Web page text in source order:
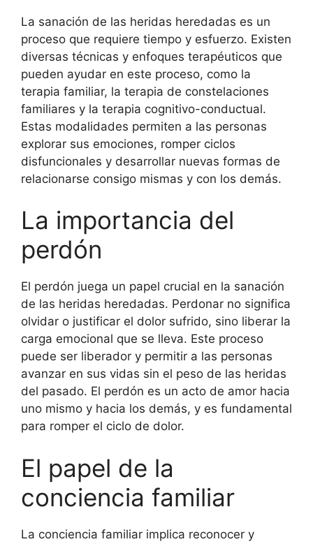
La sanación de las heridas heredadas es un
proceso que requiere tiempo y esfuerzo. Existen
diversas técnicas y enfoques terapéuticos que
pueden ayudar en este proceso, como la
terapia familiar, la terapia de constelaciones
familiares y la terapia cognitivo-conductual.
Estas modalidades permiten a las personas
explorar sus emociones, romper ciclos
disfuncionales y desarrollar nuevas formas de
relacionarse consigo mismas y con los demás.
La importancia del
perdón
El perdón juega un papel crucial en la sanación
de las heridas heredadas. Perdonar no significa
olvidar o justificar el dolor sufrido, sino liberar la
carga emocional que se lleva. Este proceso
puede ser liberador y permitir a las personas
avanzar en sus vidas sin el peso de las heridas
del pasado. El perdón es un acto de amor hacia
uno mismo y hacia los demás, y es fundamental
para romper el ciclo de dolor.
El papel de la
conciencia familiar
La conciencia familiar implica reconocer y